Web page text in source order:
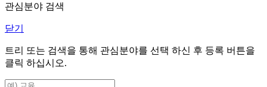
관심분야 검색
닫기
트리 또는 검색을 통해 관심분야를 선택 하신 후 등록 버튼을
클릭 하십시오.